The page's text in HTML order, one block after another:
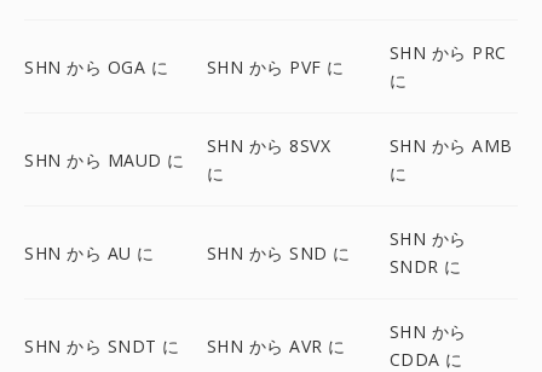
SHN から OGA に SHN から PVF に
SHN から PRC
に
SHN から MAUD に
SHN から 8SVX
に
SHN から AMB
に
SHN から AU に SHN から SND に
SHN から
SNDR に
SHN から SNDT に SHN から AVR に
SHN から
CDDA に